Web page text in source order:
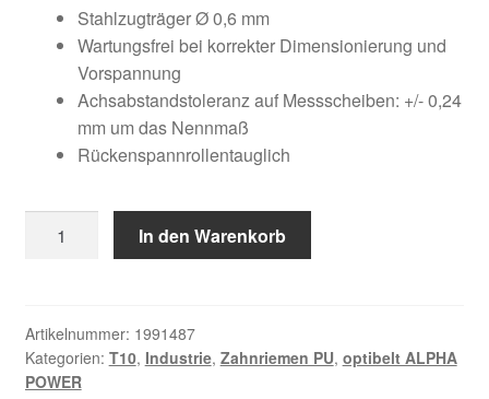
Kundeninformationen
Mein Konto
Shop
Warenkorb
Zahlungsarten
war:
43,66 €
ist:
20,30 €.
Stahlzugträger Ø 0,6 mm
Wartungsfrei bei korrekter Dimensionierung und
Vorspannung
Achsabstandstoleranz auf Messscheiben: +/- 0,24
mm um das Nennmaß
Rückenspannrollentauglich
AP
Menge
In den Warenkorb
Artikelnummer: 1991487
Kategorien: T10, Industrie, Zahnriemen PU, optibelt ALPHA
POWER